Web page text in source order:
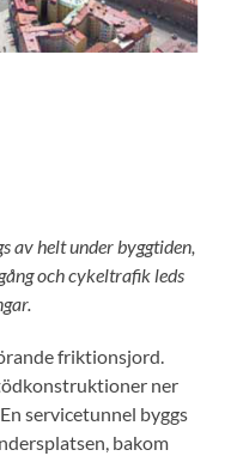
av helt under byggtiden,
och cykeltrafik leds
friktionsjord.
ner
servicetunnel byggs
bakom